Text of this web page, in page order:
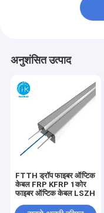
अनुशंसित उत्पाद
FTTH ड्रॉप फाइबर ऑप्टिक
केबल FRP KFRP 1कोर
फाइबर ऑप्टिक केबल LSZH